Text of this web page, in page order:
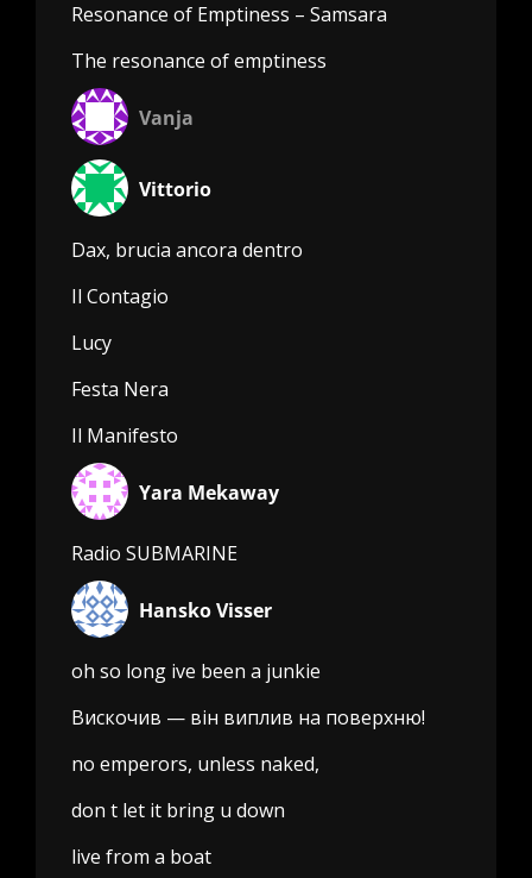
Resonance of Emptiness – Samsara
The resonance of emptiness
Vanja
Vittorio
Dax, brucia ancora dentro
Il Contagio
Lucy
Festa Nera
Il Manifesto
Yara Mekaway
Radio SUBMARINE
Hansko Visser
oh so long ive been a junkie
Вискочив — він виплив на поверхню!
no emperors, unless naked,
don t let it bring u down
live from a boat